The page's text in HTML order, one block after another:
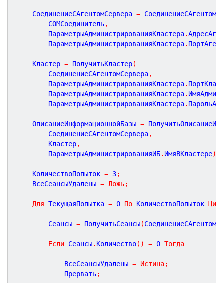
	СоединениеСАгентомСервера
=
		COMСоединитель
,
		ПараметрыАдминистрированияКластера
.
		ПараметрыАдминистрированияКластера
.
	Кластер
= ПолучитьКластер(
		СоединениеСАгентомСервера
,
		ПараметрыАдминистрированияКластера
.
		ПараметрыАдминистрированияКластера
.
		ПараметрыАдминистрированияКластера
.
	ОписаниеИнформационнойБазы
= ПолучитьОписаниеИБ
		СоединениеСАгентомСервера
,
		Кластер
,
		ПараметрыАдминистрированияИБ
. ИмяВКластере)
	КоличествоПопыток
= 3;
	ВсеСеансыУдалены
= Ложь;
Для ТекущаяПопытка = 0 По КоличествоПопыток Цикл
		Сеансы
= ПолучитьСеансы(
Если Сеансы. Количество( ) = 0 Тогда
			ВсеСеансыУдалены
= Истина;
			Прервать
;